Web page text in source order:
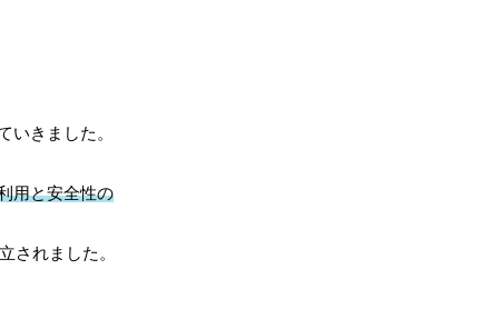
いきました。
用と安全性の
されました。